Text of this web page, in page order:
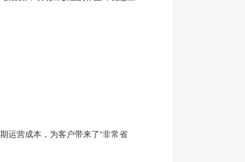
运营成本，为客户带来了“非常省